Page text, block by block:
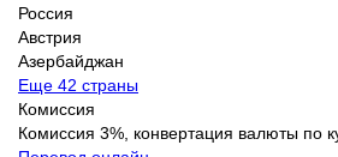
Россия
Австрия
Азербайджан
Еще 42 страны
Комиссия
Комиссия 3%, конвертация валюты по